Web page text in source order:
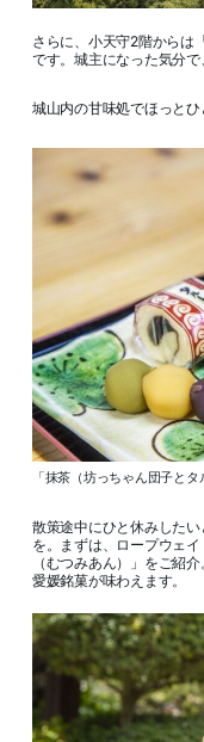
さらに、小天守2階からは
です。城主になった気分で
城山内の甘味処でほっとひ
「抹茶（坊っちゃん団子と
散策途中にひと休みした
を。まずは、ロープウェ
（むつみあん）」をご紹
愛媛銘菓が味わえます。